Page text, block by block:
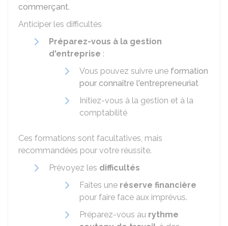
commerçant.
Anticiper les difficultés
Préparez-vous à la gestion
d'entreprise :
Vous pouvez suivre une formation
pour connaître l'entrepreneuriat
Initiez-vous à la gestion et à la
comptabilité
Ces formations sont facultatives, mais
recommandées pour votre réussite.
Prévoyez les difficultés
Faites une réserve financière
pour faire face aux imprévus.
Préparez-vous au rythme